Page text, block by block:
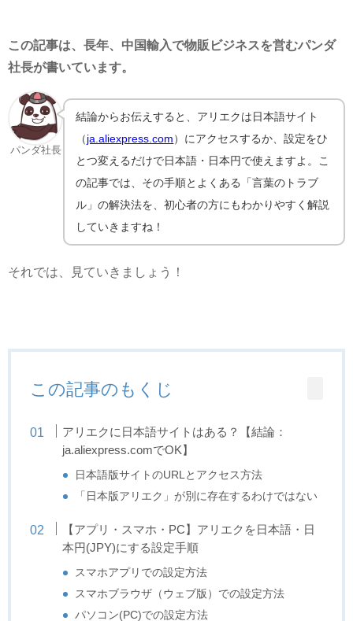
この記事は、長年、中国輸入で物販ビジネスを営むパンダ
社長が書いています。
パンダ社長
結論からお伝えすると、アリエクは日本語サイト
（ ja.aliexpress.com ）にアクセスするか、設定をひ
とつ変えるだけで日本語・日本円で使えますよ。こ
の記事では、その手順とよくある「言葉のトラブ
ル」の解決法を、初心者の方にもわかりやすく解説
していきますね！
それでは、見ていきましょう！
この記事のもくじ
アリエクに日本語サイトはある？【結論：
ja.aliexpress.comでOK】
日本語版サイトのURLとアクセス方法
「日本版アリエク」が別に存在するわけではない
【アプリ・スマホ・PC】アリエクを日本語・日
本円(JPY)にする設定手順
スマホアプリでの設定方法
スマホブラウザ（ウェブ版）での設定方法
パソコン(PC)での設定方法